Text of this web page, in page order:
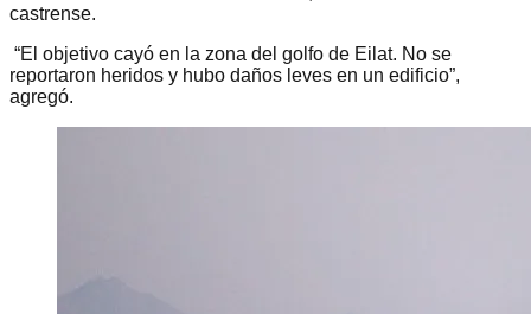
castrense.
“El objetivo cayó en la zona del golfo de Eilat. No se
reportaron heridos y hubo daños leves en un edificio”,
agregó.